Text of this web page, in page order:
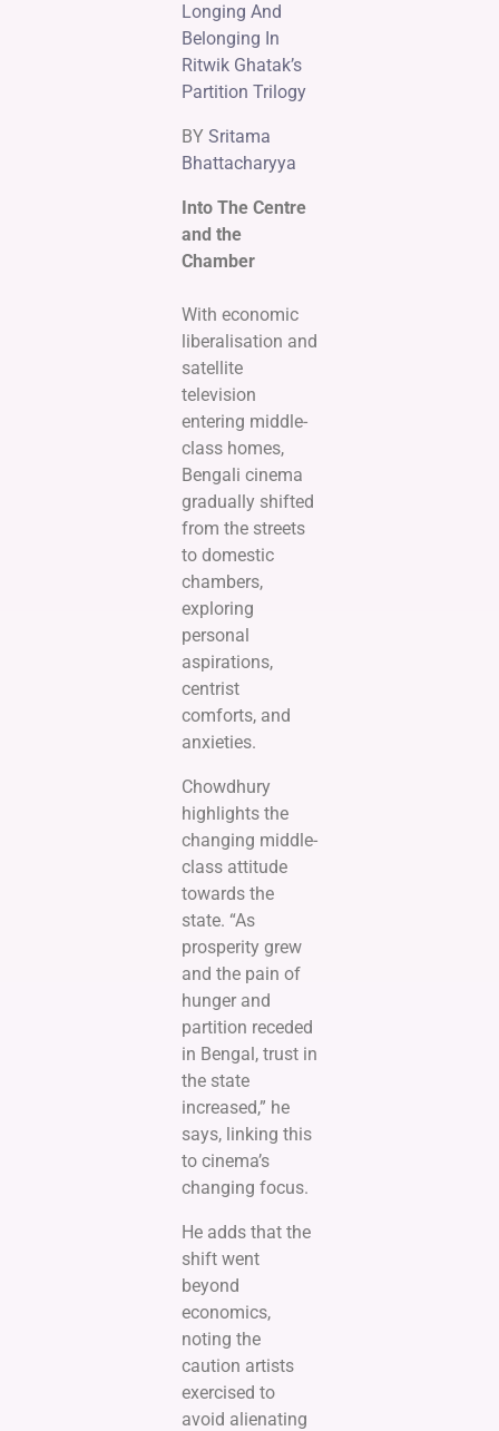
Longing And
Belonging In
Ritwik Ghatak’s
Partition Trilogy
BY Sritama
Bhattacharyya
Into The Centre
and the
Chamber
With economic
liberalisation and
satellite
television
entering middle-
class homes,
Bengali cinema
gradually shifted
from the streets
to domestic
chambers,
exploring
personal
aspirations,
centrist
comforts, and
anxieties.
Chowdhury
highlights the
changing middle-
class attitude
towards the
state. “As
prosperity grew
and the pain of
hunger and
partition receded
in Bengal, trust in
the state
increased,” he
says, linking this
to cinema’s
changing focus.
He adds that the
shift went
beyond
economics,
noting the
caution artists
exercised to
avoid alienating